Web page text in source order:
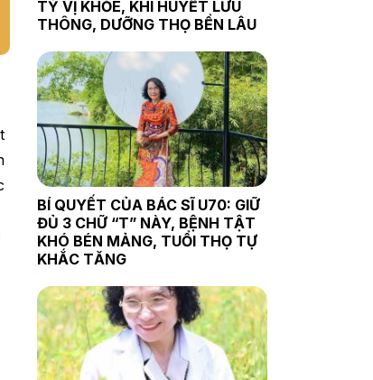
TỲ VỊ KHỎE, KHÍ HUYẾT LƯU
THÔNG, DƯỠNG THỌ BỀN LÂU
BÍ QUYẾT CỦA BÁC SĨ U70: GIỮ
ĐỦ 3 CHỮ “T” NÀY, BỆNH TẬT
KHÓ BÉN MẢNG, TUỔI THỌ TỰ
KHẮC TĂNG